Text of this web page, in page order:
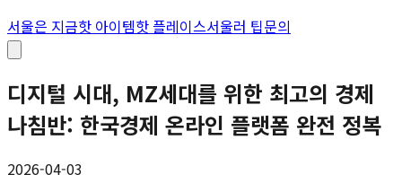
서울은 지금핫 아이템핫 플레이스서울러 팁문의
디지털 시대, MZ세대를 위한 최고의 경제
나침반: 한국경제 온라인 플랫폼 완전 정복
2026-04-03